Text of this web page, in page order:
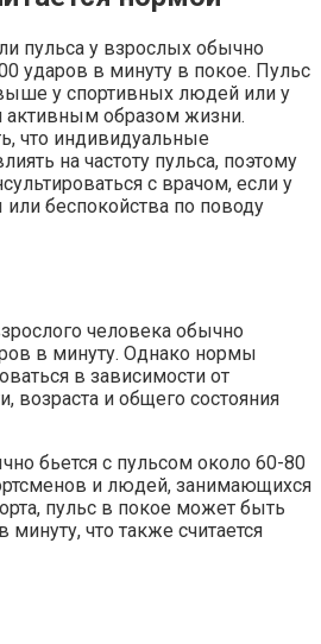
пульса у взрослых обычно
ударов в минуту в покое. Пульс
у спортивных людей или у
образом жизни.
что индивидуальные
на частоту пульса, поэтому
с врачом, если у
беспокойства по поводу
человека обычно
в минуту. Однако нормы
в зависимости от
возраста и общего состояния
бьется с пульсом около 60-80
и людей, занимающихся
пульс в покое может быть
что также считается